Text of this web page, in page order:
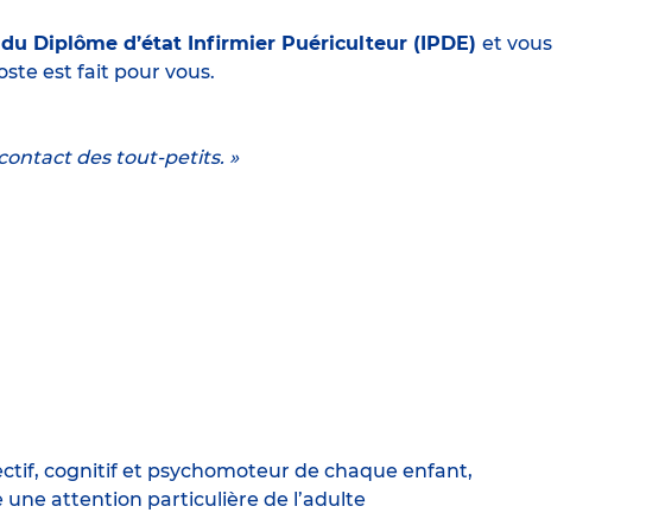
Diplôme d’état Infirmier Puériculteur (IPDE) et vous
est fait pour vous.
des tout-petits. »
cognitif et psychomoteur de chaque enfant,
une attention particulière de l’adulte